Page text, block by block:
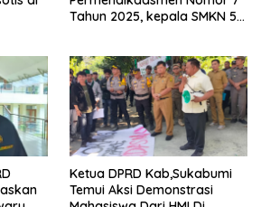
Tahun 2025, kepala SMKN 5
Tahun
Ketua DPRD Kab,Sukabumi
Temui Aksi Demonstrasi